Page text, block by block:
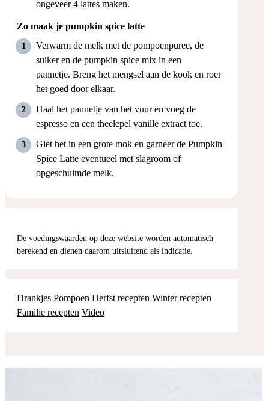
ongeveer 4 lattes maken.
Zo maak je pumpkin spice latte
Verwarm de melk met de pompoenpuree, de
suiker en de pumpkin spice mix in een
pannetje. Breng het mengsel aan de kook en roer
het goed door elkaar.
Haal het pannetje van het vuur en voeg de
espresso en een theelepel vanille extract toe.
Giet het in een grote mok en garneer de Pumpkin
Spice Latte eventueel met slagroom of
opgeschuimde melk.
De voedingswaarden op deze website worden automatisch
berekend en dienen daarom uitsluitend als indicatie.
Drankjes Pompoen Herfst recepten Winter recepten
Familie recepten Video